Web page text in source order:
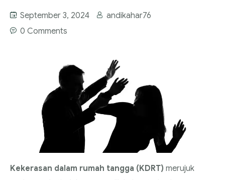
September 3, 2024
andikahar76
0 Comments
Kekerasan dalam rumah tangga (KDRT) merujuk